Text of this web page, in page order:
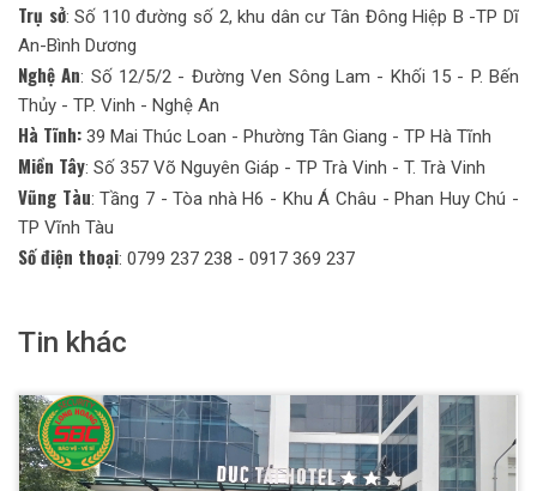
Trụ sở: Số 110 đường số 2, khu dân cư Tân Đông Hiệp B -TP Dĩ
An-Bình Dương
Nghệ An: Số 12/5/2 - Đường Ven Sông Lam - Khối 15 - P. Bến
Thủy - TP. Vinh - Nghệ An
Hà Tĩnh: 39 Mai Thúc Loan - Phường Tân Giang - TP Hà Tĩnh
Miền Tây: Số 357 Võ Nguyên Giáp - TP Trà Vinh - T. Trà Vinh
Vũng Tàu: Tầng 7 - Tòa nhà H6 - Khu Á Châu - Phan Huy Chú -
TP Vĩnh Tàu
Số điện thoại: 0799 237 238 - 0917 369 237
Tin khác